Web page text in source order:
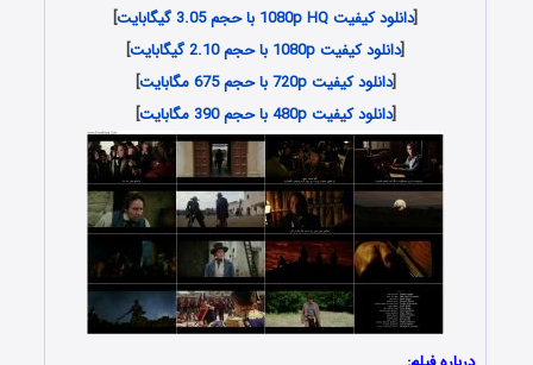
[دانلود کیفیت 1080p HQ با حجم 3.05 گیگابایت
]
[دانلود کیفیت 1080p با حجم 2.10 گیگابایت
]
[دانلود کیفیت 720p با حجم 675 مگابایت
]
[دانلود کیفیت 480p با حجم 390 مگابایت ]